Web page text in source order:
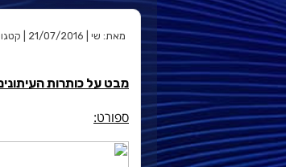
מאת: שי | 21/07/2016 | קטגוריה:
מבט על כותרות העיתונים
ספורט: